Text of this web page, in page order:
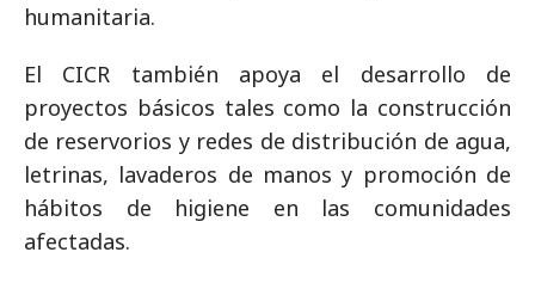
humanitaria.
El CICR también apoya el desarrollo de
proyectos básicos tales como la construcción
de reservorios y redes de distribución de agua,
letrinas, lavaderos de manos y promoción de
hábitos de higiene en las comunidades
afectadas.